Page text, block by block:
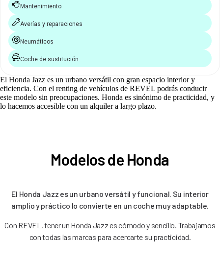
Mantenimiento
Averías y reparaciones
Neumáticos
Coche de sustitución
El Honda Jazz es un urbano versátil con gran espacio interior y
eficiencia. Con el renting de vehículos de REVEL podrás conducir
este modelo sin preocupaciones. Honda es sinónimo de practicidad, y
lo hacemos accesible con un alquiler a largo plazo.
Modelos de Honda
El Honda Jazz es un urbano versátil y funcional. Su interior
amplio y práctico lo convierte en un coche muy adaptable.
Con REVEL, tener un Honda Jazz es cómodo y sencillo. Trabajamos
con todas las marcas para acercarte su practicidad.